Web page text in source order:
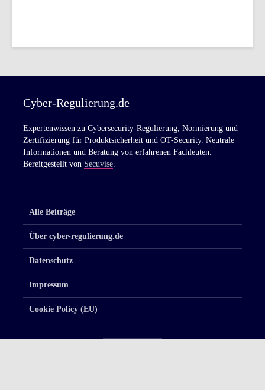
Cyber-Regulierung.de
Expertenwissen zu Cybersecurity-Regulierung, Normierung und
Zertifizierung für Produktsicherheit und OT-Security. Neutrale
Informationen und Beratung von erfahrenen Fachleuten.
Bereitgestellt von Secuvise.
Alle Beiträge
Über cyber-regulierung.de
Datenschutz
Impressum
Cookie Policy (EU)